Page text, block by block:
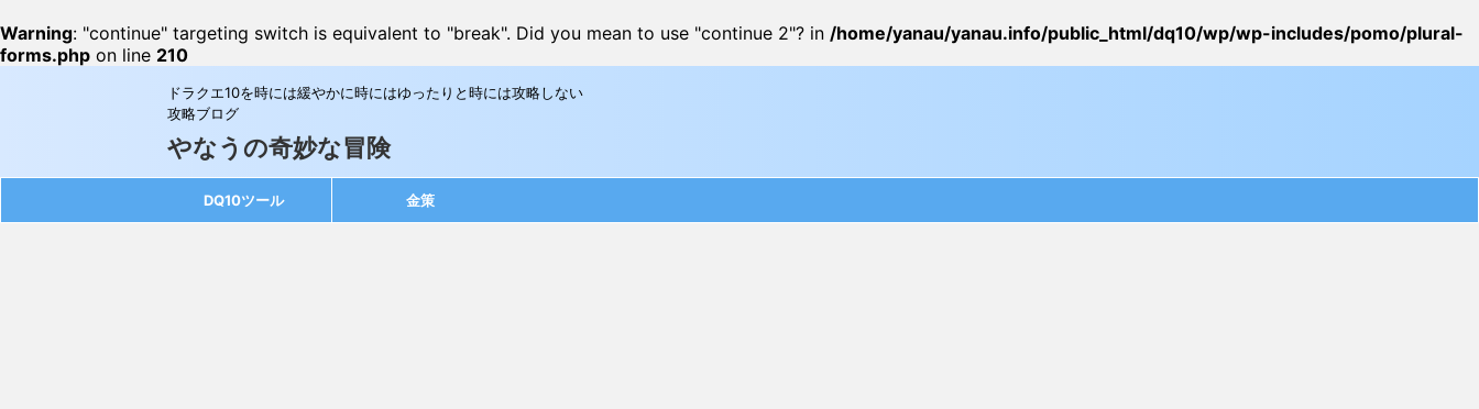
Warning: "continue" targeting switch is equivalent to "break". Did you mean to use "continue 2"? in /home/yanau/yanau.info/public_html/dq10/wp/wp-includes/pomo/plural-
forms.php on line 210
ドラクエ10を時には緩やかに時にはゆったりと時には攻略しない
攻略ブログ
やなうの奇妙な冒険
DQ10ツール 金策